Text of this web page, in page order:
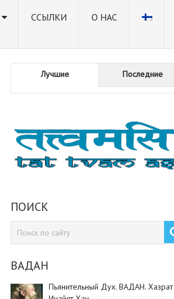
ССЫЛКИ О НАС
Лучшие Последние
ПОИСК
ВАДАН
Пьянительный Дух. ВАДАН. Хазрат